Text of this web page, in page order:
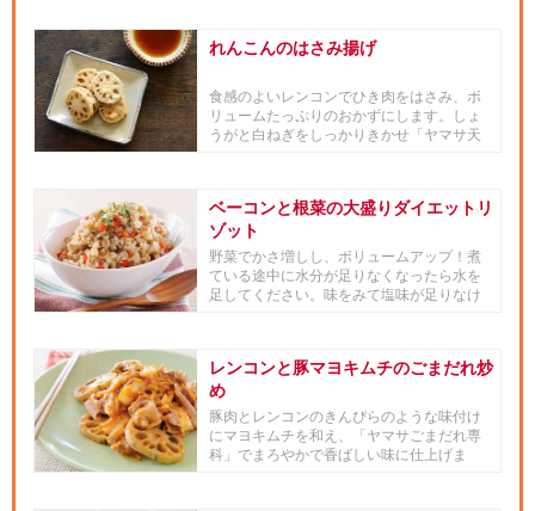
れんこんのはさみ揚げ
食感のよいレンコンでひき肉をはさみ、ボ
リュームたっぷりのおかずにします。しょ
うがと白ねぎをしっかりきかせ「ヤマサ天
ベーコンと根菜の大盛りダイエットリ
ゾット
野菜でかさ増しし、ボリュームアップ！煮
ている途中に水分が足りなくなったら水を
足してください。味をみて塩味が足りなけ
レンコンと豚マヨキムチのごまだれ炒
め
豚肉とレンコンのきんぴらのような味付け
にマヨキムチを和え、「ヤマサごまだれ専
科」でまろやかで香ばしい味に仕上げま